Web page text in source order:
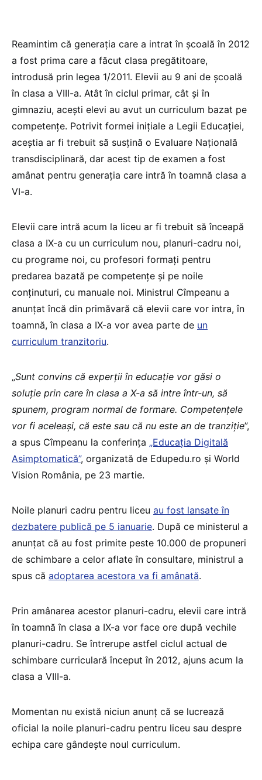
Reamintim că generația care a intrat în școală în 2012
a fost prima care a făcut clasa pregătitoare,
introdusă prin legea 1/2011. Elevii au 9 ani de școală
în clasa a VIII-a. Atât în ciclul primar, cât și în
gimnaziu, acești elevi au avut un curriculum bazat pe
competențe. Potrivit formei inițiale a Legii Educației,
aceștia ar fi trebuit să susțină o Evaluare Națională
transdisciplinară, dar acest tip de examen a fost
amânat pentru generația care intră în toamnă clasa a
VI-a.
Elevii care intră acum la liceu ar fi trebuit să înceapă
clasa a IX-a cu un curriculum nou, planuri-cadru noi,
cu programe noi, cu profesori formați pentru
predarea bazată pe competențe și pe noile
conținuturi, cu manuale noi. Ministrul Cîmpeanu a
anunțat încă din primăvară că elevii care vor intra, în
toamnă, în clasa a IX-a vor avea parte de un
curriculum tranzitoriu.
„Sunt convins că experții în educație vor găsi o
soluție prin care în clasa a X-a să intre într-un, să
spunem, program normal de formare. Competențele
vor fi aceleași, că este sau că nu este an de tranziție”,
a spus Cîmpeanu la conferința „Educația Digitală
Asimptomatică”, organizată de Edupedu.ro și World
Vision România, pe 23 martie.
Noile planuri cadru pentru liceu au fost lansate în
dezbatere publică pe 5 ianuarie. După ce ministerul a
anunțat că au fost primite peste 10.000 de propuneri
de schimbare a celor aflate în consultare, ministrul a
spus că adoptarea acestora va fi amânată.
Prin amânarea acestor planuri-cadru, elevii care intră
în toamnă în clasa a IX-a vor face ore după vechile
planuri-cadru. Se întrerupe astfel ciclul actual de
schimbare curriculară început în 2012, ajuns acum la
clasa a VIII-a.
Momentan nu există niciun anunț că se lucrează
oficial la noile planuri-cadru pentru liceu sau despre
echipa care gândește noul curriculum.